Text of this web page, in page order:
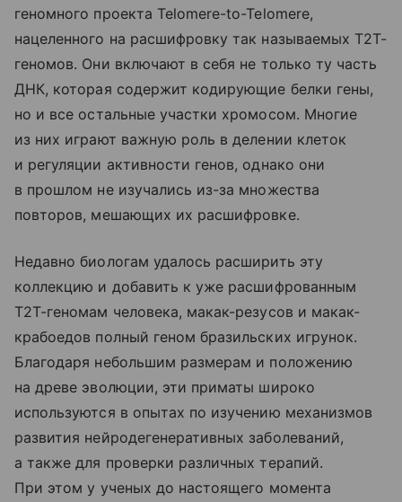
геномного проекта Telomere-to-Telomere,
нацеленного на расшифровку так называемых Т2Т-
геномов. Они включают в себя не только ту часть
ДНК, которая содержит кодирующие белки гены,
но и все остальные участки хромосом. Многие
из них играют важную роль в делении клеток
и регуляции активности генов, однако они
в прошлом не изучались из-за множества
повторов, мешающих их расшифровке.
Недавно биологам удалось расширить эту
коллекцию и добавить к уже расшифрованным
Т2Т-геномам человека, макак-резусов и макак-
крабоедов полный геном бразильских игрунок.
Благодаря небольшим размерам и положению
на древе эволюции, эти приматы широко
используются в опытах по изучению механизмов
развития нейродегенеративных заболеваний,
а также для проверки различных терапий.
При этом у ученых до настоящего момента